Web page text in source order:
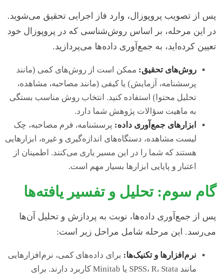
پس از تصویب پروپوزال، وارد فاز اجرایی تحقیق می‌شوید.
در این مرحله، بر اساس روش‌شناسی که در پروپوزال خود
تعیین کرده‌اید، به جمع‌آوری داده‌ها می‌پردازید.
روش‌های تحقیق: ممکن است از روش‌های کمی (مانند
پرسشنامه، آزمایش) یا کیفی (مانند مصاحبه، مشاهده،
تحلیل محتوا) استفاده کنید. انتخاب روش مناسب بستگی
به ماهیت سؤالات پژوهش شما دارد.
ابزارهای جمع‌آوری داده: پرسشنامه، فرم مصاحبه، چک
لیست مشاهده، دستگاه‌های اندازه‌گیری و غیره، ابزارهایی
هستند که شما را در این مسیر یاری می‌کنند. اطمینان از
اعتبار و پایایی ابزارها بسیار مهم است.
گام سوم: تحلیل و تفسیر یافته‌ها
پس از جمع‌آوری داده‌ها، نوبت به پردازش و تحلیل آن‌ها
می‌رسد. این مرحله شامل مراحل زیر است:
نرم‌افزارها و تکنیک‌ها: برای داده‌های کمی، نرم‌افزارهایی
مانند SPSS، R، Stata یا Minitab کاربرد دارند. برای